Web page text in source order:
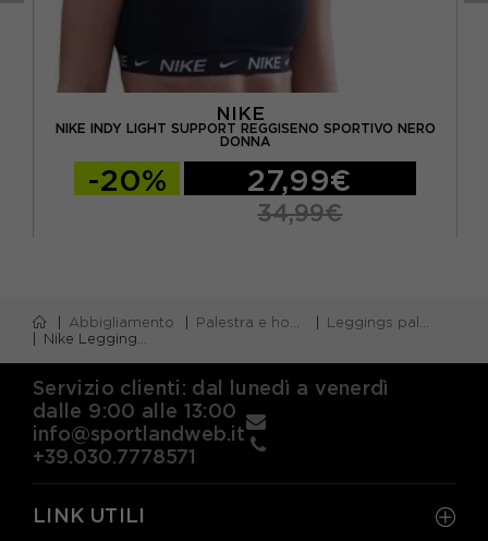
NIKE
NIKE INDY LIGHT SUPPORT REGGISENO SPORTIVO NERO
DONNA
-20% 27,99€
34,99€
Abbigliamento Palestra e home gym
Leggings palestra
Nike Leggings Palestra Tight Zenvy Costine Nero Donna
Servizio clienti: dal lunedì a venerdì
dalle 9:00 alle 13:00
info@sportlandweb.it
+39.030.7778571
LINK UTILI